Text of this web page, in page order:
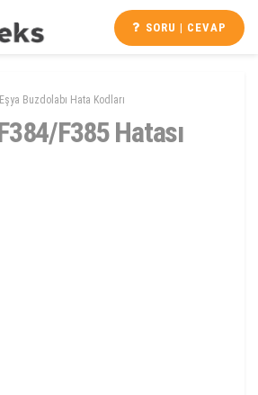
SORU | CEVAP
Buzdolabı Hata Kodları
F385 Hatası